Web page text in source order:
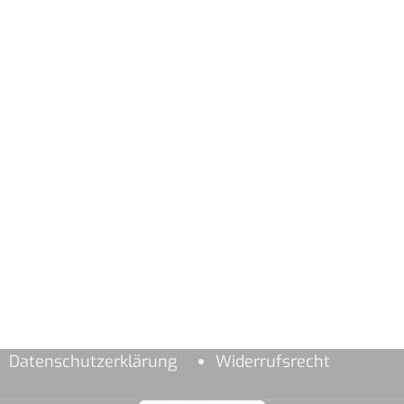
Datenschutzerklärung Widerrufsrecht